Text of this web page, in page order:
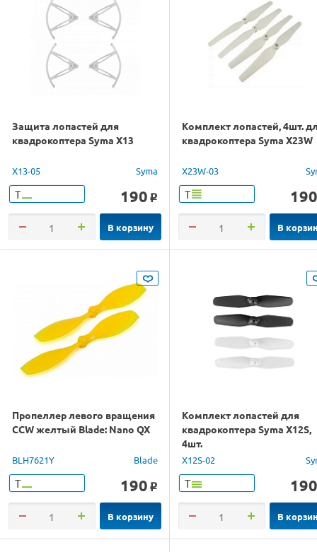
Защита лопастей для
квадрокоптера Syma X13
X13-05 Syma
Т 190 o
В корзину
Комплект лопастей, 4шт.
квадрокоптера Syma X23W
X23W-03
Т 190
В
Пропеллер левого вращения
CCW желтый Blade: Nano QX
BLH7621Y Blade
Т 190 o
В корзину
Комплект лопастей для
квадрокоптера Syma X12S,
4шт.
X12S-02
Т 190
В